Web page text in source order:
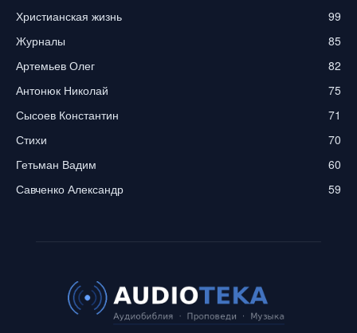
Христианская жизнь
99
Журналы
85
Артемьев Олег
82
Антонюк Николай
75
Сысоев Константин
71
Стихи
70
Гетьман Вадим
60
Савченко Александр
59